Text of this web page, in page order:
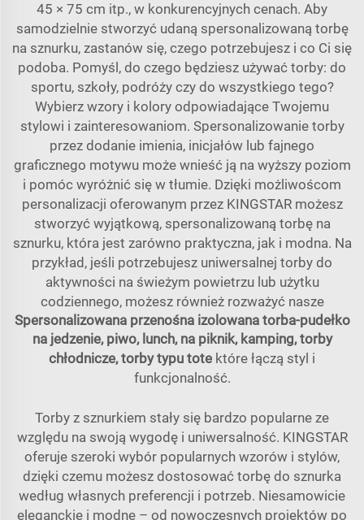
45 × 75 cm itp., w konkurencyjnych cenach. Aby
samodzielnie stworzyć udaną spersonalizowaną torbę
na sznurku, zastanów się, czego potrzebujesz i co Ci się
podoba. Pomyśl, do czego będziesz używać torby: do
sportu, szkoły, podróży czy do wszystkiego tego?
Wybierz wzory i kolory odpowiadające Twojemu
stylowi i zainteresowaniom. Spersonalizowanie torby
przez dodanie imienia, inicjałów lub fajnego
graficznego motywu może wnieść ją na wyższy poziom
i pomóc wyróżnić się w tłumie. Dzięki możliwoścom
personalizacji oferowanym przez KINGSTAR możesz
stworzyć wyjątkową, spersonalizowaną torbę na
sznurku, która jest zarówno praktyczna, jak i modna. Na
przykład, jeśli potrzebujesz uniwersalnej torby do
aktywności na świeżym powietrzu lub użytku
codziennego, możesz również rozważyć nasze
Spersonalizowana przenośna izolowana torba-pudełko
na jedzenie, piwo, lunch, na piknik, kamping, torby
chłodnicze, torby typu tote które łączą styl i
funkcjonalność.
Torby z sznurkiem stały się bardzo popularne ze
względu na swoją wygodę i uniwersalność. KINGSTAR
oferuje szeroki wybór popularnych wzorów i stylów,
dzięki czemu możesz dostosować torbę do sznurka
według własnych preferencji i potrzeb. Niesamowicie
eleganckie i modne – od nowoczesnych projektów po